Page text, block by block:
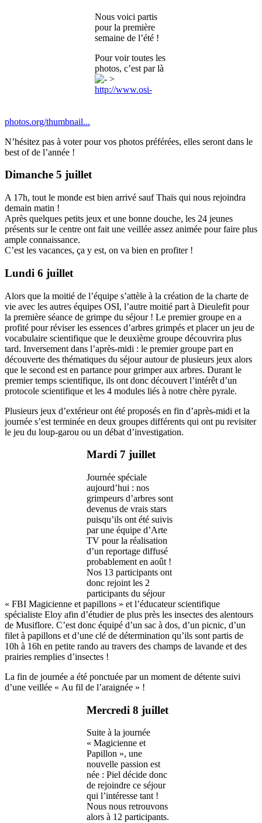
Nous voici partis
pour la première
semaine de l’été !
Pour voir toutes les
photos, c’est par là
>
http://www.osi-
photos.org/thumbnail...
N’hésitez pas à voter pour vos photos préférées, elles seront dans le
best of de l’année !
Dimanche 5 juillet
A 17h, tout le monde est bien arrivé sauf Thaïs qui nous rejoindra
demain matin !
Après quelques petits jeux et une bonne douche, les 24 jeunes
présents sur le centre ont fait une veillée assez animée pour faire plus
ample connaissance.
C’est les vacances, ça y est, on va bien en profiter !
Lundi 6 juillet
Alors que la moitié de l’équipe s’attèle à la création de la charte de
vie avec les autres équipes OSI, l’autre moitié part à Dieulefit pour
la première séance de grimpe du séjour ! Le premier groupe en a
profité pour réviser les essences d’arbres grimpés et placer un jeu de
vocabulaire scientifique que le deuxième groupe découvrira plus
tard. Inversement dans l’après-midi : le premier groupe part en
découverte des thématiques du séjour autour de plusieurs jeux alors
que le second est en partance pour grimper aux arbres. Durant le
premier temps scientifique, ils ont donc découvert l’intérêt d’un
protocole scientifique et les 4 modules liés à notre chère pyrale.
Plusieurs jeux d’extérieur ont été proposés en fin d’après-midi et la
journée s’est terminée en deux groupes différents qui ont pu revisiter
le jeu du loup-garou ou un débat d’investigation.
Mardi 7 juillet
Journée spéciale
aujourd’hui : nos
grimpeurs d’arbres sont
devenus de vrais stars
puisqu’ils ont été suivis
par une équipe d’Arte
TV pour la réalisation
d’un reportage diffusé
probablement en août !
Nos 13 participants ont
donc rejoint les 2
participants du séjour
« FBI Magicienne et papillons » et l’éducateur scientifique
spécialiste Eloy afin d’étudier de plus près les insectes des alentours
de Musiflore. C’est donc équipé d’un sac à dos, d’un picnic, d’un
filet à papillons et d’une clé de détermination qu’ils sont partis de
10h à 16h en petite rando au travers des champs de lavande et des
prairies remplies d’insectes !
La fin de journée a été ponctuée par un moment de détente suivi
d’une veillée « Au fil de l’araignée » !
Mercredi 8 juillet
Suite à la journée
« Magicienne et
Papillon », une
nouvelle passion est
née : Piel décide donc
de rejoindre ce séjour
qui l’intéresse tant !
Nous nous retrouvons
alors à 12 participants.